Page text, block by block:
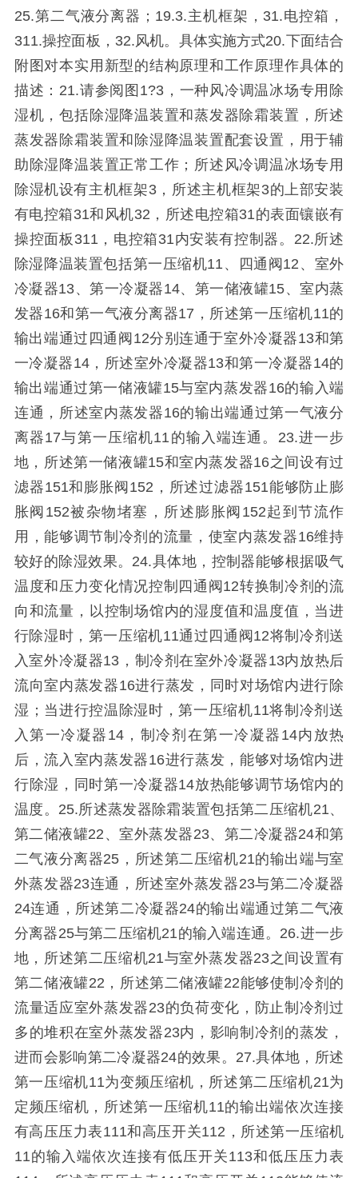
25.第二气液分离器；19.3.主机框架，31.电控箱，
311.操控面板，32.风机。具体实施方式20.下面结合
附图对本实用新型的结构原理和工作原理作具体的
描述：21.请参阅图1?3，一种风冷调温冰场专用除
湿机，包括除湿降温装置和蒸发器除霜装置，所述
蒸发器除霜装置和除湿降温装置配套设置，用于辅
助除湿降温装置正常工作；所述风冷调温冰场专用
除湿机设有主机框架3，所述主机框架3的上部安装
有电控箱31和风机32，所述电控箱31的表面镶嵌有
操控面板311，电控箱31内安装有控制器。22.所述
除湿降温装置包括第一压缩机11、四通阀12、室外
冷凝器13、第一冷凝器14、第一储液罐15、室内蒸
发器16和第一气液分离器17，所述第一压缩机11的
输出端通过四通阀12分别连通于室外冷凝器13和第
一冷凝器14，所述室外冷凝器13和第一冷凝器14的
输出端通过第一储液罐15与室内蒸发器16的输入端
连通，所述室内蒸发器16的输出端通过第一气液分
离器17与第一压缩机11的输入端连通。23.进一步
地，所述第一储液罐15和室内蒸发器16之间设有过
滤器151和膨胀阀152，所述过滤器151能够防止膨
胀阀152被杂物堵塞，所述膨胀阀152起到节流作
用，能够调节制冷剂的流量，使室内蒸发器16维持
较好的除湿效果。24.具体地，控制器能够根据吸气
温度和压力变化情况控制四通阀12转换制冷剂的流
向和流量，以控制场馆内的湿度值和温度值，当进
行除湿时，第一压缩机11通过四通阀12将制冷剂送
入室外冷凝器13，制冷剂在室外冷凝器13内放热后
流向室内蒸发器16进行蒸发，同时对场馆内进行除
湿；当进行控温除湿时，第一压缩机11将制冷剂送
入第一冷凝器14，制冷剂在第一冷凝器14内放热
后，流入室内蒸发器16进行蒸发，能够对场馆内进
行除湿，同时第一冷凝器14放热能够调节场馆内的
温度。25.所述蒸发器除霜装置包括第二压缩机21、
第二储液罐22、室外蒸发器23、第二冷凝器24和第
二气液分离器25，所述第二压缩机21的输出端与室
外蒸发器23连通，所述室外蒸发器23与第二冷凝器
24连通，所述第二冷凝器24的输出端通过第二气液
分离器25与第二压缩机21的输入端连通。26.进一步
地，所述第二压缩机21与室外蒸发器23之间设置有
第二储液罐22，所述第二储液罐22能够使制冷剂的
流量适应室外蒸发器23的负荷变化，防止制冷剂过
多的堆积在室外蒸发器23内，影响制冷剂的蒸发，
进而会影响第二冷凝器24的效果。27.具体地，所述
第一压缩机11为变频压缩机，所述第二压缩机21为
定频压缩机，所述第一压缩机11的输出端依次连接
有高压压力表111和高压开关112，所述第一压缩机
11的输入端依次连接有低压开关113和低压压力表